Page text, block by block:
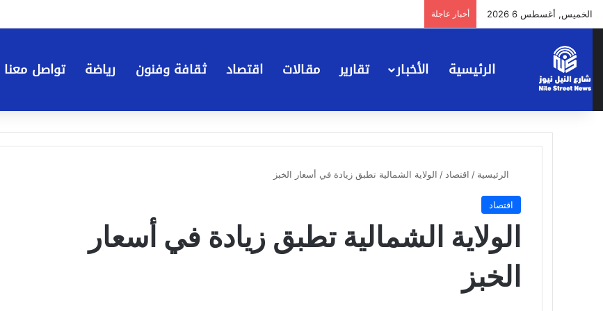
الخميس, أغسطس 6 2026 أخبار عاجلة
الرئيسية الأخبار تقارير مقالات اقتصاد ثقافة وفنون رياضة تواصل معنا
الرئيسية / اقتصاد / الولاية الشمالية تطبق زيادة في أسعار الخبز
اقتصاد
الولاية الشمالية تطبق زيادة في أسعار
الخبز